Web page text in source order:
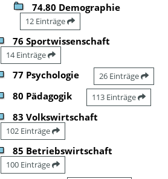
74.80 Demographie
12 Einträge
76 Sportwissenschaft
14 Einträge
77 Psychologie 26 Einträge
80 Pädagogik 113 Einträge
83 Volkswirtschaft
102 Einträge
85 Betriebswirtschaft
100 Einträge